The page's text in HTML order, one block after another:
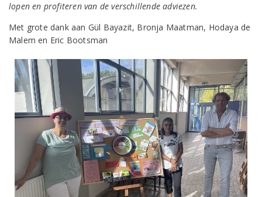
lopen en profiteren van de verschillende adviezen.
Met grote dank aan Gül Bayazit, Bronja Maatman, Hodaya de
Malem en Eric Bootsman